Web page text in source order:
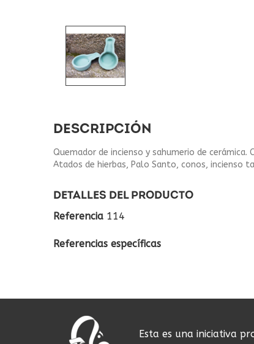
DESCRIPCIÓN
Quemador de incienso y sahumerio de
Atados de hierbas, Palo Santo, conos, incienso
DETALLES DEL PRODUCTO
Referencia 114
Referencias específicas
Esta es una iniciativa